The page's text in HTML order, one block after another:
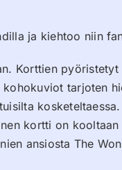
ja kiehtoo niin
Korttien
tarjoten
kortti on
ansiosta The